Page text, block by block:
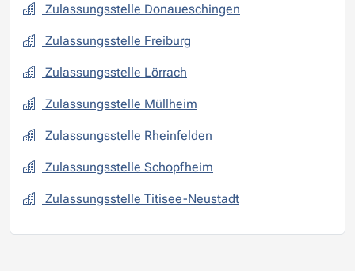
Zulassungsstelle Donaueschingen
Zulassungsstelle Freiburg
Zulassungsstelle Lörrach
Zulassungsstelle Müllheim
Zulassungsstelle Rheinfelden
Zulassungsstelle Schopfheim
Zulassungsstelle Titisee-Neustadt